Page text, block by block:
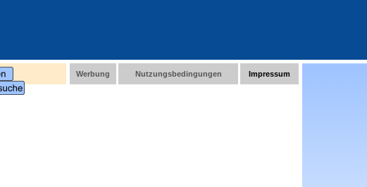
Werbung Nutzungsbedingungen Impressum